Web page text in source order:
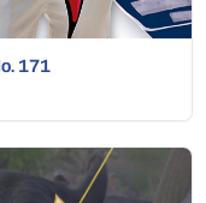
171